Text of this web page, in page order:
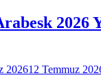
2026
202612 Temmuz